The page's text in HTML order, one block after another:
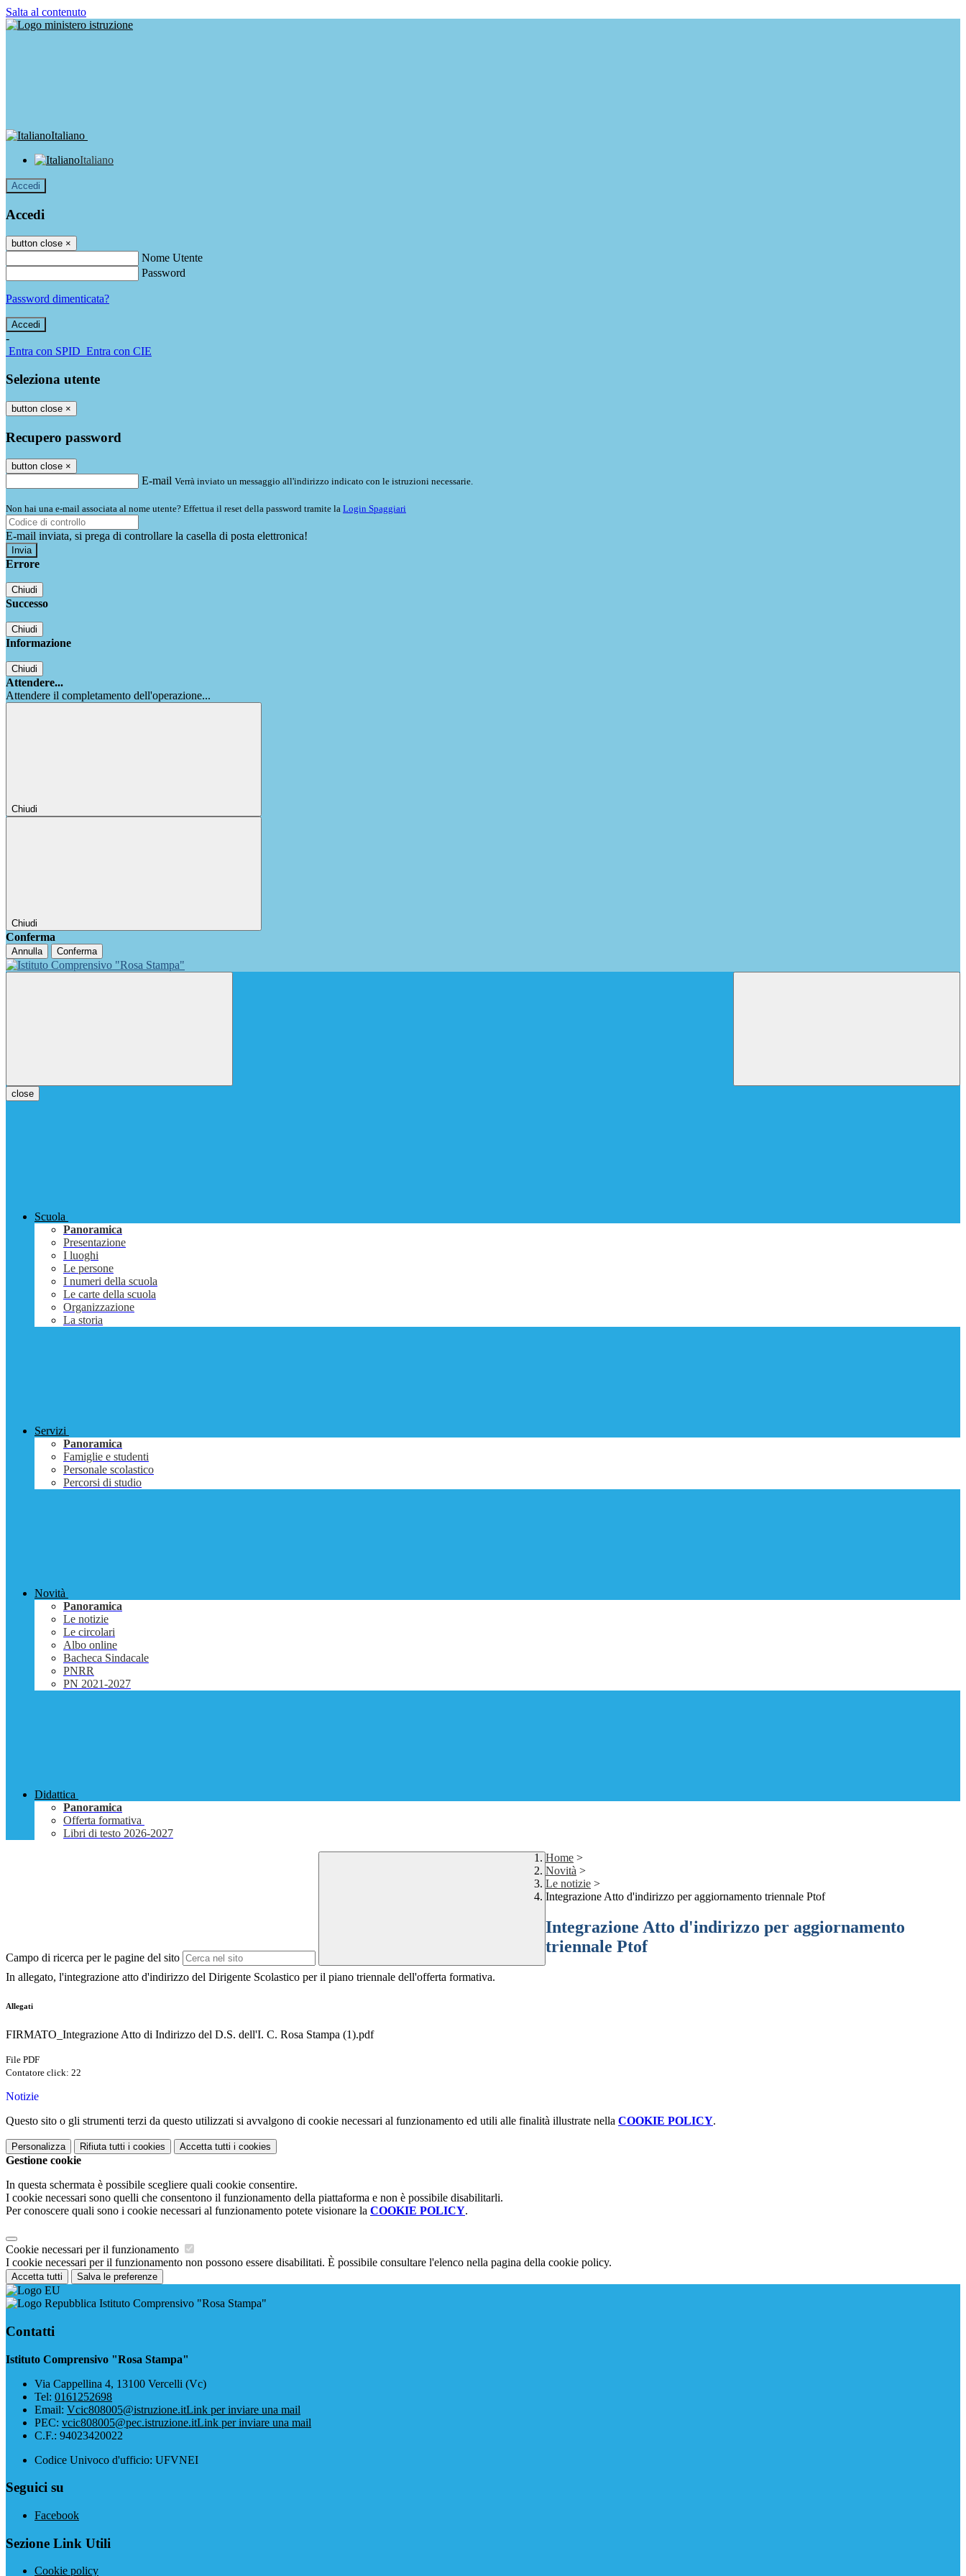
Salta al contenuto
Italiano
Italiano
Accedi
Accedi
button close ×
Nome Utente
Password
Password dimenticata?
-
Entra con SPID Entra con CIE
Seleziona utente
button close ×
Recupero password
button close ×
E-mail Verrà inviato un messaggio all'indirizzo indicato con le istruzioni necessarie.
Non hai una e-mail associata al nome utente? Effettua il reset della password tramite la Login Spaggiari
E-mail inviata, si prega di controllare la casella di posta elettronica!
Errore
Chiudi
Successo
Chiudi
Informazione
Chiudi
Attendere...
Attendere il completamento dell'operazione...
Chiudi
Chiudi
Conferma
Annulla Conferma
close
Scuola
Panoramica
Presentazione
I luoghi
Le persone
I numeri della scuola
Le carte della scuola
Organizzazione
La storia
Servizi
Panoramica
Famiglie e studenti
Personale scolastico
Percorsi di studio
Novità
Panoramica
Le notizie
Le circolari
Albo online
Bacheca Sindacale
PNRR
PN 2021-2027
Didattica
Panoramica
Offerta formativa
Libri di testo 2026-2027
Campo di ricerca per le pagine del sito
Home >
Novità >
Le notizie >
Integrazione Atto d'indirizzo per aggiornamento triennale Ptof
Integrazione Atto d'indirizzo per aggiornamento
triennale Ptof
In allegato, l'integrazione atto d'indirizzo del Dirigente Scolastico per il piano triennale dell'offerta formativa.
Allegati
FIRMATO_Integrazione Atto di Indirizzo del D.S. dell'I. C. Rosa Stampa (1).pdf
File PDF
Contatore click: 22
Notizie
Questo sito o gli strumenti terzi da questo utilizzati si avvalgono di cookie necessari al funzionamento ed utili alle finalità illustrate nella COOKIE POLICY.
Personalizza Rifiuta tutti i cookies Accetta tutti i cookies
Gestione cookie
In questa schermata è possibile scegliere quali cookie consentire.
I cookie necessari sono quelli che consentono il funzionamento della piattaforma e non è possibile disabilitarli.
Per conoscere quali sono i cookie necessari al funzionamento potete visionare la COOKIE POLICY.
Cookie necessari per il funzionamento
I cookie necessari per il funzionamento non possono essere disabilitati. È possibile consultare l'elenco nella pagina della cookie policy.
Accetta tutti Salva le preferenze
Istituto Comprensivo "Rosa Stampa"
Contatti
Istituto Comprensivo "Rosa Stampa"
Via Cappellina 4, 13100 Vercelli (Vc)
Tel: 0161252698
Email: Vcic808005@istruzione.itLink per inviare una mail
PEC: vcic808005@pec.istruzione.itLink per inviare una mail
C.F.: 94023420022
Codice Univoco d'ufficio: UFVNEI
Seguici su
Facebook
Sezione Link Utili
Cookie policy